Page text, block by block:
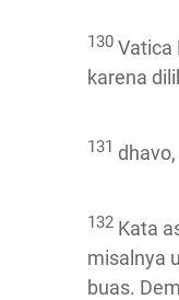
130 Vatica
karena
131
132 Kata
misalnya
buas.